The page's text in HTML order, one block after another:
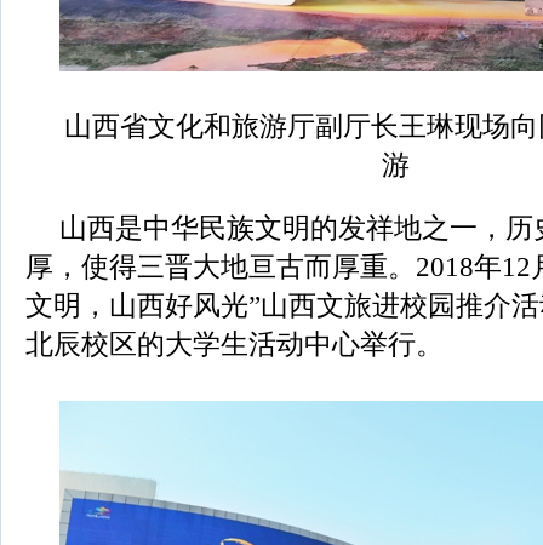
山西省文化和旅游厅副厅长王琳现场
游
山西是中华民族文明的发祥地之一，
厚，使得三晋大地亘古而厚重。2018年12
文明，山西好风光”山西文旅进校园推介
北辰校区的大学生活动中心举行。